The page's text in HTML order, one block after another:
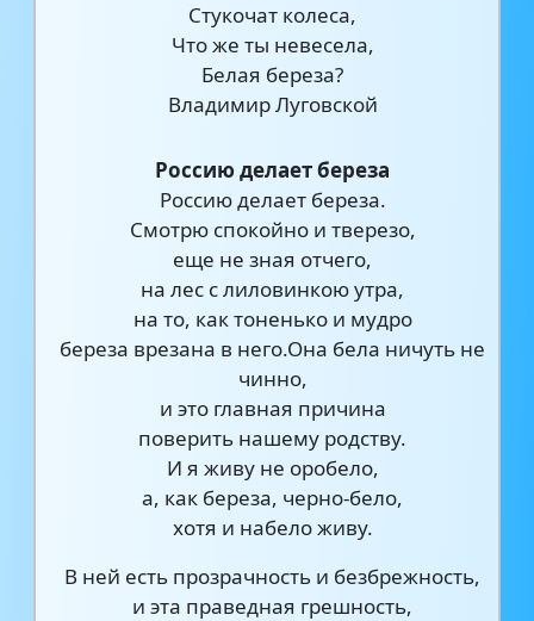
Стукочат колеса,
Что же ты невесела,
Белая береза?
Владимир Луговской
Россию делает береза
Россию делает береза.
Смотрю спокойно и тверезо,
еще не зная отчего,
на лес с лиловинкою утра,
на то, как тоненько и мудро
береза врезана в него.Она бела ничуть не
чинно,
и это главная причина
поверить нашему родству.
И я живу не оробело,
а, как береза, черно-бело,
хотя и набело живу.
В ней есть прозрачность и безбрежность,
и эта праведная грешность,